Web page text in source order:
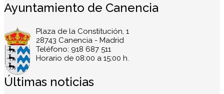
Ayuntamiento de Canencia
Plaza de la Constitución, 1
28743 Canencia - Madrid
Teléfono: 918 687 511
Horario de 08:00 a 15:00 h.
Últimas noticias